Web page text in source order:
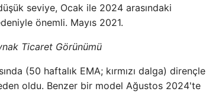
seviye, Ocak ile 2024 arasındaki
önemli. Mayıs 2021.
Ticaret Görünümü
(50 haftalık EMA; kırmızı dalga) dirençle
oldu. Benzer bir model Ağustos 2024'te